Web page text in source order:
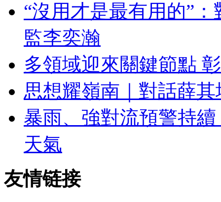
“沒用才是最有用的”
監李奕瀚
多領域迎來關鍵節點
思想耀嶺南｜對話薛
暴雨、強對流預警持
天氣
友情链接